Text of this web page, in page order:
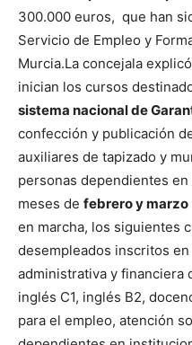
300.000 euros, que han
Servicio de Empleo y
Murcia.La concejala
inician los cursos
sistema nacional de
confección y publicación
auxiliares de tapizado y
personas dependientes
meses de febrero y marzo
en marcha, los siguientes
desempleados inscritos en
administrativa y financiera
inglés C1, inglés B2,
para el empleo, atención